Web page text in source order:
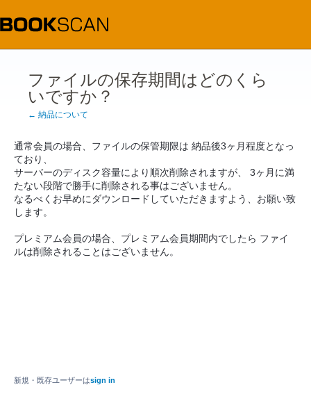
ファイルの保存期間はどのくら
いですか？
← 納品について
通常会員の場合、ファイルの保管期限は 納品後3ヶ月程度となっ
ており、
サーバーのディスク容量により順次削除されますが、 3ヶ月に満
たない段階で勝手に削除される事はございません。
なるべくお早めにダウンロードしていただきますよう、お願い致
します。
プレミアム会員の場合、プレミアム会員期間内でしたら ファイ
ルは削除されることはございません。
新規・既存ユーザーはsign in